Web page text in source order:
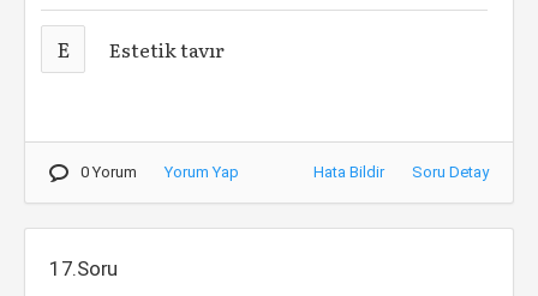
E Estetik tavır
0 Yorum Yorum Yap Hata Bildir Soru Detay
17.Soru